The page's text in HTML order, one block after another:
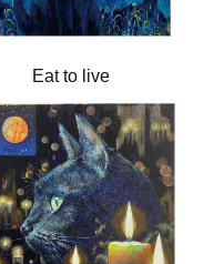
Eat to live